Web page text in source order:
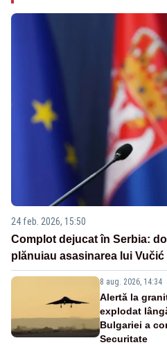
24 feb. 2026, 15:50
Complot dejucat în Serbia:
plănuiau asasinarea lui Vučić
8 aug. 2026, 14:34
Alertă la
explodat
Bulgariei a
Securitate